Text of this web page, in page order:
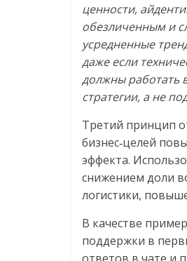
ценности,
обезличенным и
усредненные
даже если
должны работать
стратегии, а не
Третий принцип
бизнес‑целей
эффекта.
снижением доли
логистики,
В качестве
поддержки в